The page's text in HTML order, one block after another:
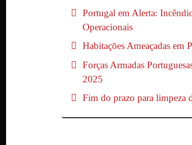
Portugal em Alerta:
Operacionais
Habitações Ameaçadas
Forças Armadas
2025
Fim do prazo para limpeza